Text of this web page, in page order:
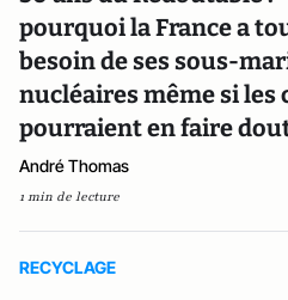
pourquoi la France a
besoin de ses sous-
nucléaires même si
pourraient en faire
André Thomas
1 min de lecture
RECYCLAGE